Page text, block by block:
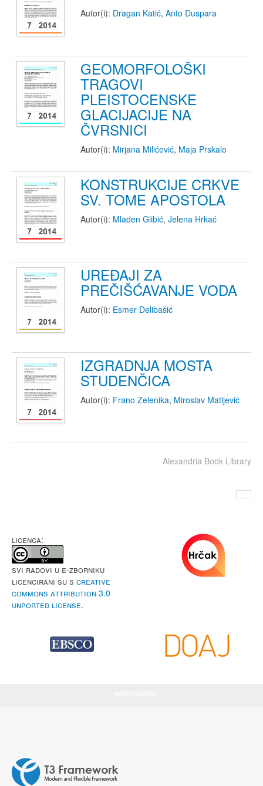
Autor(i): Dragan Katić, Anto Duspara
GEOMORFOLOŠKI
TRAGOVI
PLEISTOCENSKE
GLACIJACIJE NA
ČVRSNICI
Autor(i): Mirjana Milićević, Maja Prskalo
KONSTRUKCIJE CRKVE
SV. TOME APOSTOLA
Autor(i): Mladen Glibić, Jelena Hrkać
UREĐAJI ZA
PREČIŠĆAVANJE VODA
Autor(i): Esmer Delibašić
IZGRADNJA MOSTA
STUDENČICA
Autor(i): Frano Zelenika, Miroslav Matijević
Alexandria Book Library
LICENCA:
Svi radovi u e-Zborniku
licencirani su s Creative
Commons Attribution 3.0
Unported License.